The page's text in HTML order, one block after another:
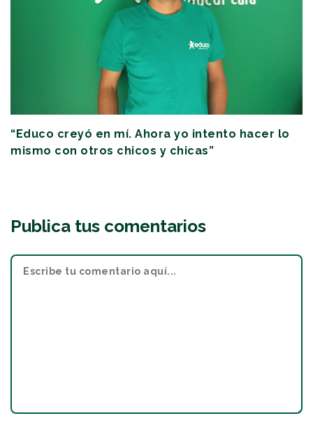
“Educo creyó en mí. Ahora yo intento hacer lo
mismo con otros chicos y chicas”
Publica tus comentarios